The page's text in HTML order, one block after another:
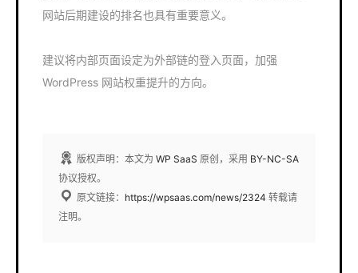
网站后期建设的排名也具有重要意义。
建议将内部页面设定为外部链的登入页面，加强
WordPress 网站权重提升的方向。
版权声明：本文为 WP SaaS 原创，采用 BY-NC-SA
协议授权。
原文链接： https://wpsaas.com/news/2324 转载请
注明。